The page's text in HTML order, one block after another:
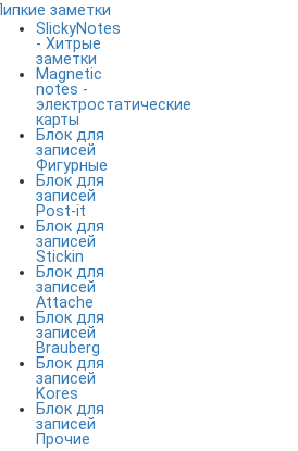
заметки
SlickyNotes
- Хитрые
заметки
Magnetic
notes -
электростатические
карты
Блок для
записей
Фигурные
Блок для
записей
Post-it
Блок для
записей
Stickin
Блок для
записей
Attache
Блок для
записей
Brauberg
Блок для
записей
Kores
Блок для
записей
Прочие